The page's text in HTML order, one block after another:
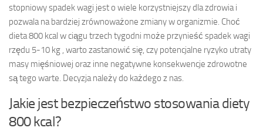
stopniowy spadek wagi jest o wiele korzystniejszy dla zdrowia i
pozwala na bardziej zrównoważone zmiany w organizmie. Choć
dieta 800 kcal w ciągu trzech tygodni może przynieść spadek wagi
rzędu 5-10 kg , warto zastanowić się, czy potencjalne ryzyko utraty
masy mięśniowej oraz inne negatywne konsekwencje zdrowotne
są tego warte. Decyzja należy do każdego z nas.
Jakie jest bezpieczeństwo stosowania diety
800 kcal?